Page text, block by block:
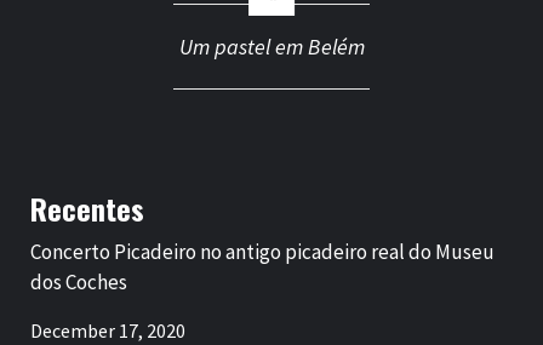
Um pastel em Belém
Recentes
Concerto Picadeiro no antigo picadeiro real do Museu
dos Coches
December 17, 2020